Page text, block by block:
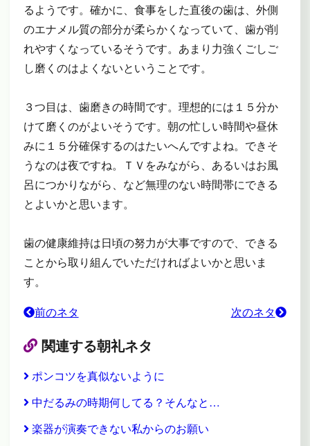
るようです。確かに、食事をした直後の歯は、外側
のエナメル質の部分が柔らかくなっていて、歯が削
れやすくなっているそうです。あまり力強くごしご
し磨くのはよくないということです。
３つ目は、歯磨きの時間です。理想的には１５分か
けて磨くのがよいそうです。朝の忙しい時間や昼休
みに１５分確保するのはたいへんですよね。できそ
うなのは夜ですね。ＴＶをみながら、あるいはお風
呂につかりながら、など無理のない時間帯にできる
とよいかと思います。
歯の健康維持は日頃の努力が大事ですので、できる
ことから取り組んでいただければよいかと思いま
す。
前のネタ
次のネタ
関連する朝礼ネタ
ポンコツを真似ないように
中だるみの時期何してる？そんなと…
楽器が演奏できない私からのお願い